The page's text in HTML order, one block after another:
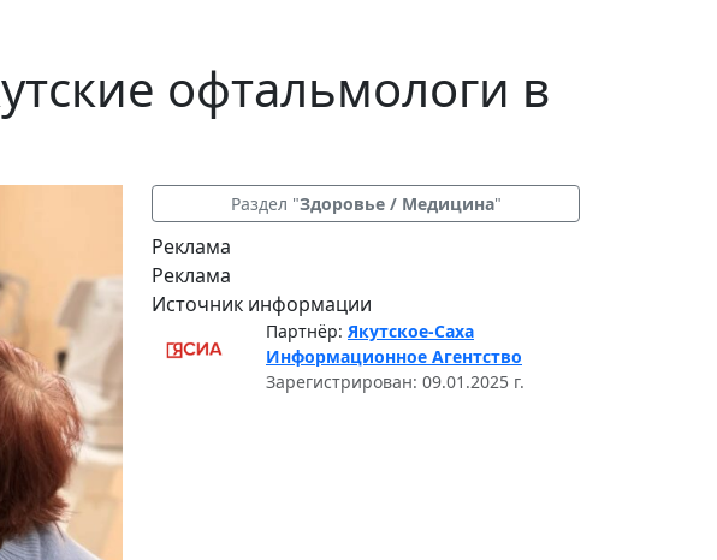
офтальмологи в
Раздел "Здоровье / Медицина"
Реклама
Реклама
Источник информации
Партнёр: Якутское-Саха
Информационное Агентство
Зарегистрирован: 09.01.2025 г.